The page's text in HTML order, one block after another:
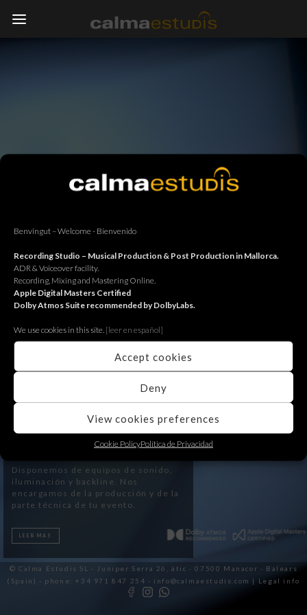
Benvingut – Welcome - Bienvenido
Recording Studio – Musical Production & Post Production in Mallorca.
ADR & Voiceover facility.
Recording, Mixing and Mastering Online.
Apple Digital Masters Certified
Dolby Atmos Suite recommended by DolbyLabs.
We use cookies in this site. [leer en español]
Accept cookies
Deny
View cookies preferences
Cookie PolicyPolítica de Privacidad
Disponemos de equipos de sonido,
iluminación y backline. Nos
encargamos de la producción y de la
parte técnica de tu evento.
LEER MAS
© Calma Estudis SL - Juniper Serra 26, àtic · 07500 Manacor - Balears
(Spain) - phone: +34 971 847 254 - info@calmaestudis.com |
Legal info